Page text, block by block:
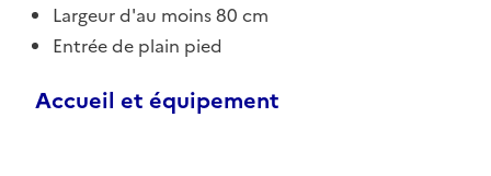
Largeur d'au moins 80 cm
Entrée de plain pied
Accueil et équipement